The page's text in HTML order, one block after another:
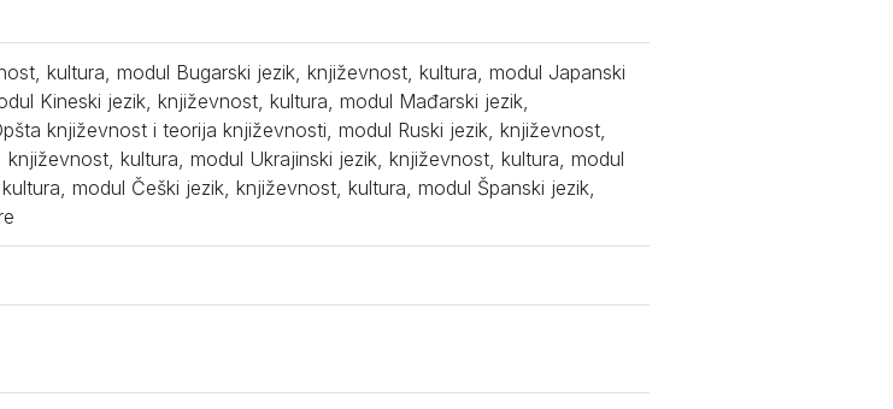
kultura, modul Bugarski jezik, književnost, kultura, modul Japanski
Kineski jezik, književnost, kultura, modul Mađarski jezik,
književnost i teorija književnosti, modul Ruski jezik, književnost,
kultura, modul Ukrajinski jezik, književnost, kultura, modul
modul Češki jezik, književnost, kultura, modul Španski jezik,